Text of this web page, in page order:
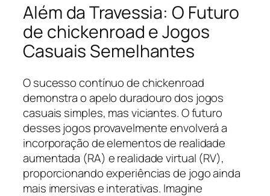
Além da Travessia: O Futuro
de chickenroad e Jogos
Casuais Semelhantes
O sucesso contínuo de chickenroad
demonstra o apelo duradouro dos jogos
casuais simples, mas viciantes. O futuro
desses jogos provavelmente envolverá a
incorporação de elementos de realidade
aumentada (RA) e realidade virtual (RV),
proporcionando experiências de jogo ainda
mais imersivas e interativas. Imagine